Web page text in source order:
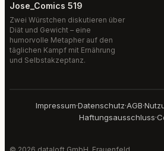
Jose_Comics 519
Zwei Würstchen diskutieren über
Diät und Gewicht – eine
humorvolle Metapher auf den
täglichen Kampf mit Ernährung
und Selbstakzeptanz.
Impressum·Datenschutz·AGB·
Haftungsausschluss·